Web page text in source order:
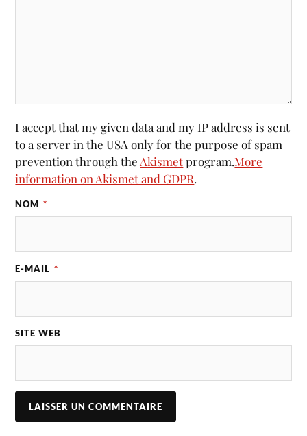
I accept that my given data and my IP address is sent
to a server in the USA only for the purpose of spam
prevention through the Akismetprogram.More
information on Akismet and GDPR.
NOM *
E-MAIL *
SITE WEB